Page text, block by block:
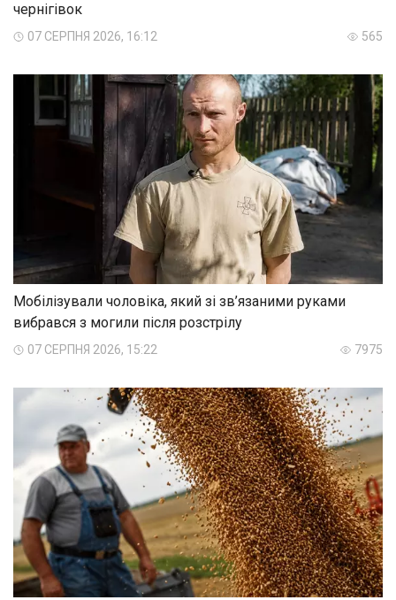
чернігівок
07 СЕРПНЯ 2026, 16:12 565
Мобілізували чоловіка, який зі зв’язаними руками
вибрався з могили після розстрілу
07 СЕРПНЯ 2026, 15:22 7975